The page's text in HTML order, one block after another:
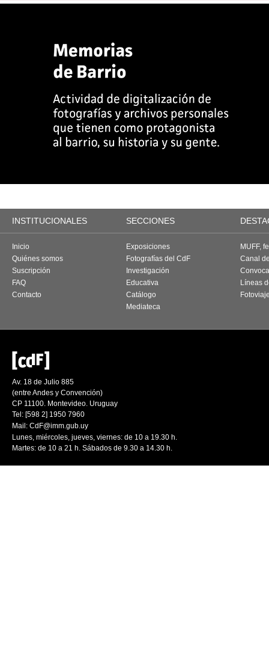
INSTITUCIONALES SECCIONES
Inicio
Quiénes somos
Suscripción
FAQ
Contacto
Exposiciones
Fotografías del CdF
Investigación
Educativa
Catálogo
Mediateca
MUFF,
Canal
Líneas
Av. 18 de Julio 885
(entre Andes y Convención)
CP 11100. Montevideo. Uruguay
Tel: [598 2] 1950 7960
Mail: CdF@imm.gub.uy
Lunes, miércoles, jueves, viernes: de 10 a 19.30 h.
Martes: de 10 a 21 h. Sábados de 9.30 a 14.30 h.